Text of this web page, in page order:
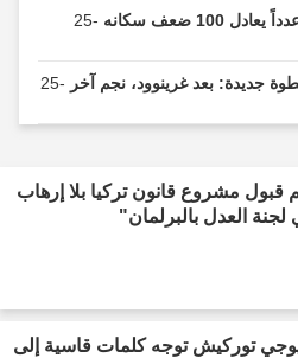
ضعف سكانه
-25
جديدة: بعد غرينوود، نجم آخر -25
مشروع قانون تركيا بلا إرهاب
العدل بالبرلمان"
توركيش توجه كلمات قاسية إلى